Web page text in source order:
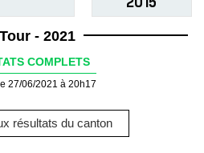
Tour - 2021
COMPLETS
27/06/2021 à 20h17
résultats du canton